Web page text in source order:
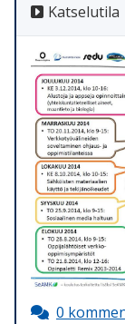
Katselutila
0